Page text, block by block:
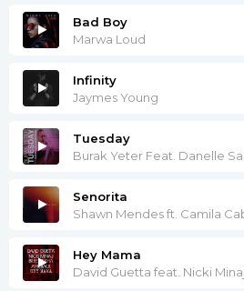
Bad Boy
Marwa Loud
Infinity
Jaymes Young
Tuesday
Burak Yeter Feat. Danelle
Senorita
Shawn Mendes ft. Camila
Hey Mama
David Guetta feat. Nicki